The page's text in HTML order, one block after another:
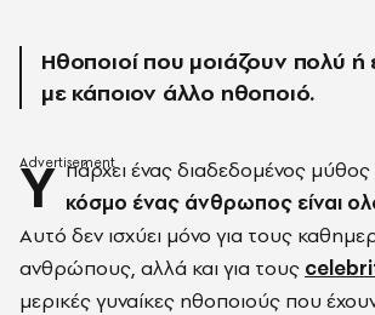
Ηθοποιοί που μοιάζουν πολύ
με κάποιον άλλο ηθοποιό.
Υ πάρχει ένας διαδεδομένος μύθος
κόσμο ένας άνθρωπος είναι
Αυτό δεν ισχύει μόνο για τους
ανθρώπους, αλλά και για τους
μερικές γυναίκες ηθοποιούς που